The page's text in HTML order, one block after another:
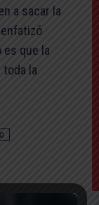
a sacar la
es que la
la